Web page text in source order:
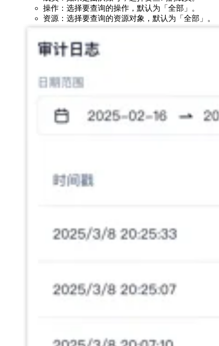
操作：选择要查询的操作，默认为「全部」。
资源：选择要查询的资源对象，默认为「全部」。